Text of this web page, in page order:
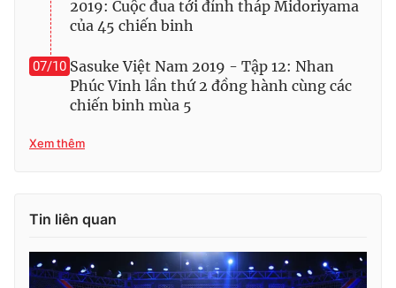
Theo dõi báo trên
Cơ quan chủ quản:Đài Truyền hình Việt Nam
Cơ quan báo chí:
Phó Tổng Biên tập:
Tổng đài VTV: 024.38 355 931 - 024.38 355 932
2019: Cuộc đua tới đỉnh tháp Midoriyama
của 45 chiến binh
07/10 Sasuke Việt Nam 2019 - Tập 12: Nhan
Phúc Vinh lần thứ 2 đồng hành cùng các
chiến binh mùa 5
Xem thêm
Tin liên quan